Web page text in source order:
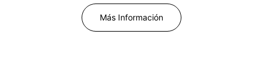
Más Información